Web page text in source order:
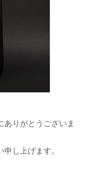
ありがとうございま
し上げます。